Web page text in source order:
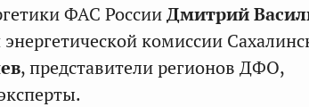
ФАС РоссииДмитрий
комиссии
, представители регионов ДФО,